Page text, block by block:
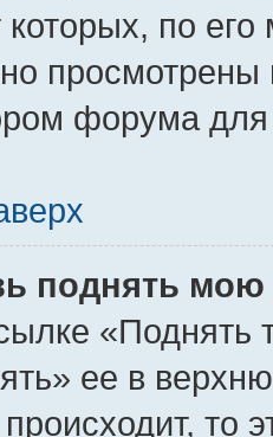
по
форума
поднять мою
«Поднять
ее в
то